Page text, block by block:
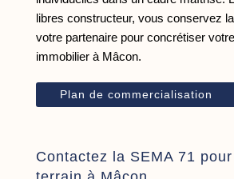
libres constructeur, vous conservez
votre partenaire pour concrétiser
immobilier à Mâcon.
Plan de commercialisation
Contactez la SEMA 71